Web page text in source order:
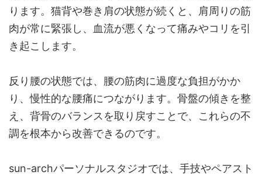
ります。猫背や巻き肩の状態が続くと、肩周りの筋
肉が常に緊張し、血流が悪くなって痛みやコリを引
き起こします。
反り腰の状態では、腰の筋肉に過度な負担がかか
り、慢性的な腰痛につながります。骨盤の傾きを整
え、背骨のバランスを取り戻すことで、これらの不
調を根本から改善できるのです。
sun-archパーソナルスタジオでは、手技やペアスト